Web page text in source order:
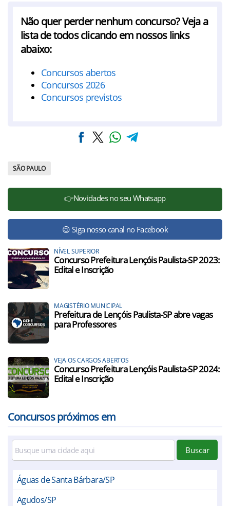
Não quer perder nenhum concurso? Veja a
lista de todos clicando em nossos links
abaixo:
Concursos abertos
Concursos 2026
Concursos previstos
SÃO PAULO
👉Novidades no seu Whatsapp
😉 Siga nosso canal no Facebook
NÍVEL SUPERIOR
Concurso Prefeitura Lençóis Paulista-SP 2023:
Edital e Inscrição
MAGISTÉRIO MUNICIPAL
Prefeitura de Lençóis Paulista-SP abre vagas
para Professores
VEJA OS CARGOS ABERTOS
Concurso Prefeitura Lençóis Paulista-SP 2024:
Edital e Inscrição
Concursos próximos em
Buscar
Águas de Santa Bárbara/SP
Agudos/SP